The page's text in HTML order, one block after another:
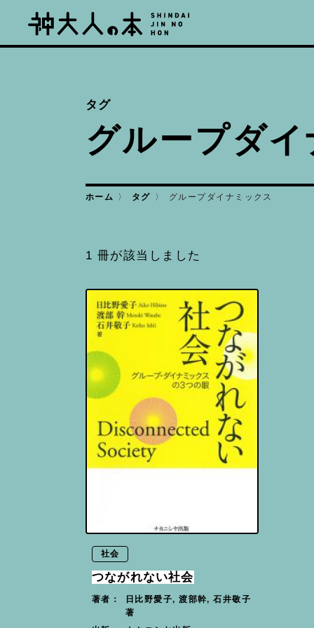
タグ
グループダ
ホーム タグ グループダイナミックス
1 冊が該当しました
社会
つながれない社会
著者： 日比野愛子, 渡部幹, 石井敬子
著